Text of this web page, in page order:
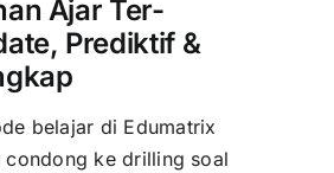
Ajar Ter-
Prediktif &
belajar di Edumatrix
condong ke drilling soal